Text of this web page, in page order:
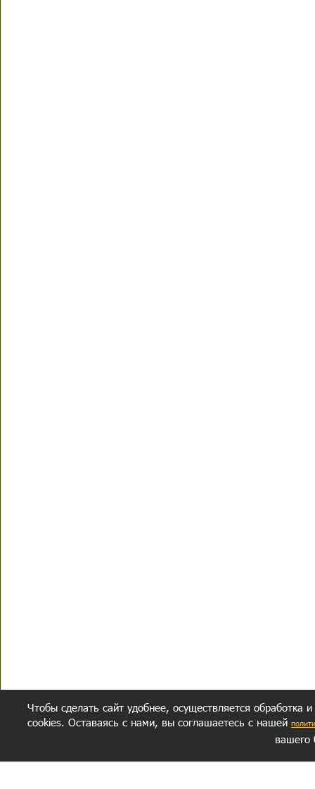
Чтобы сделать сайт удобнее, осуществляется обработка
cookies. Оставаясь с нами, вы соглашаетесь с нашей
вашего